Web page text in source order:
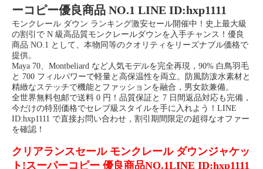
ーコピー優良商品 NO.1 LINE ID:hxp1111
モンクレール ダウン ランキング激安セール開催中！史上最大級
の割引で N 級高品質モンクレールダウンを入手チャンス！優良
商品 NO.1 として、本物同等のクオリティをリーズナブル価格で
提供。
Maya 70、Montbeliard など人気モデルを完全再現，90% 白鳥羽毛
と 700 フィルパワーで軽量と高保温性を両立。防風防泼水素材と
精緻なステッチで機能とファッションを融合，男女款兼備。
全世界無料包邮で送料 0 円！品質保証と 7 日間返品対応も完備，
今だけの特別価格でセレブ級スタイルを手に入れよう！LINE
ID:hxp1111 で直接お問い合わせ，割引期間限定の超得なオファー
を確認！
クリアランスセール モンクレール ダウンジャケッ
ト!スーパーコピー 優良商品NO.1LINE ID:hxp1111